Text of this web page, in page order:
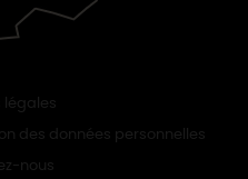
légales
des données personnelles
nous